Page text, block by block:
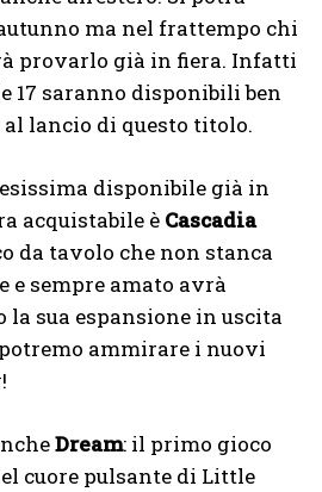
ma nel frattempo chi
provarlo già in fiera. Infatti
17 saranno disponibili ben
lancio di questo titolo.
disponibile già in
acquistabile è Cascadia
da tavolo che non stanca
e sempre amato avrà
la sua espansione in uscita
ammirare i nuovi
Dream: il primo gioco
cuore pulsante di Little